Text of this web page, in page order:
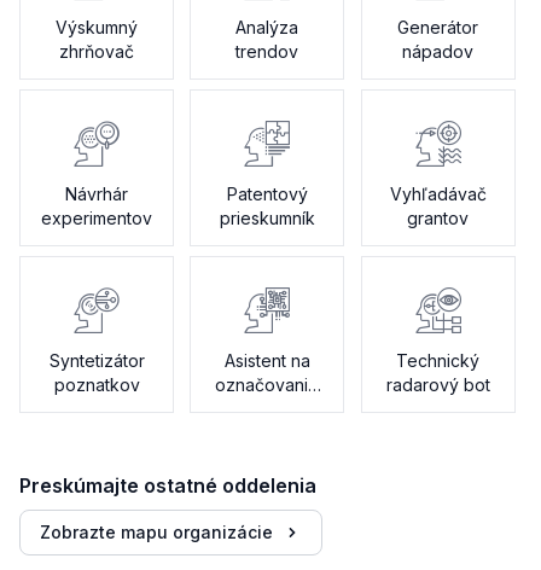
Výskumný
zhrňovač
Analýza
trendov
Generátor
nápadov
Návrhár
experimentov
Patentový
prieskumník
Vyhľadávač
grantov
Syntetizátor
poznatkov
Asistent na
označovanie
dát
Technický
radarový bot
Preskúmajte ostatné oddelenia
Zobrazte mapu organizácie